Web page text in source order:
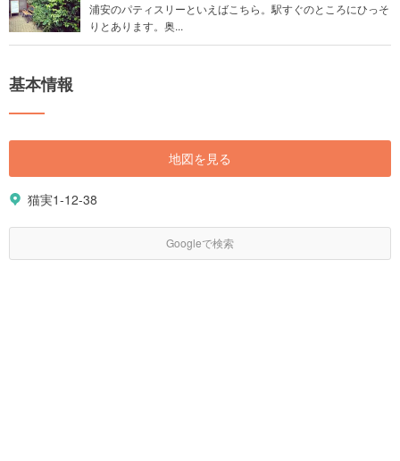
浦安のパティスリーといえばこちら。駅すぐのところにひっそ
りとあります。奥...
基本情報
地図を見る
猫実1-12-38
Googleで検索